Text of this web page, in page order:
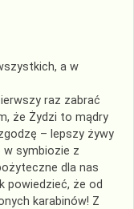
a w
raz zabrać
że Żydzi to mądry
– lepszy żywy
w symbiozie z
dla nas
powiedzieć, że od
karabinów! Z